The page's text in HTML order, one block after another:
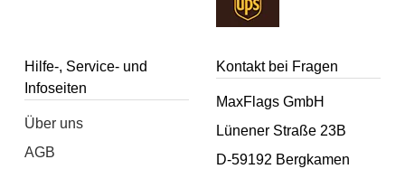
Hilfe-, Service- und
Infoseiten
Über uns
AGB
Kontakt bei Fragen
MaxFlags GmbH
Lünener Straße 23B
D-59192 Bergkamen